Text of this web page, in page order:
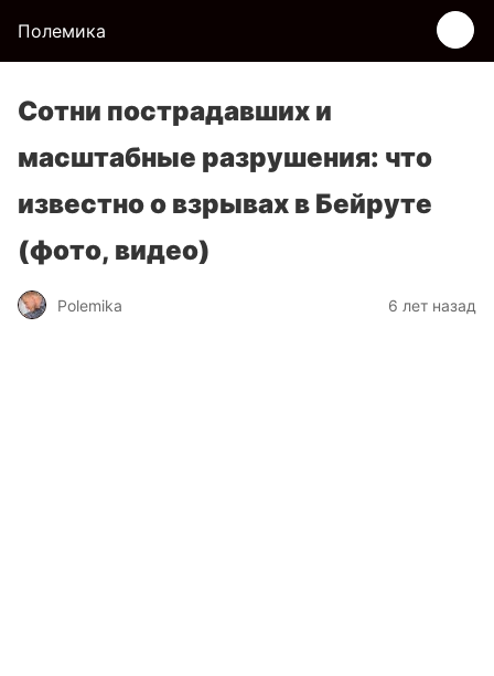
Полемика
Сотни пострадавших и
масштабные разрушения: что
известно о взрывах в Бейруте
(фото, видео)
Polemika 6 лет назад